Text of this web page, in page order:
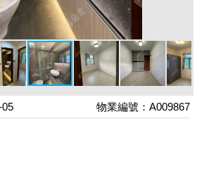
物業編號：A009867